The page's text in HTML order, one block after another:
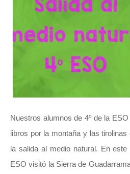
Nuestros alumnos de 4º de la
libros por la montaña y las
la salida al medio natural. En
ESO visitó la Sierra de